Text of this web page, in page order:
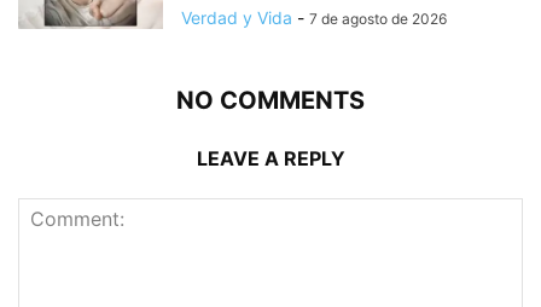
Verdad y Vida - 7 de agosto de 2026
NO COMMENTS
LEAVE A REPLY